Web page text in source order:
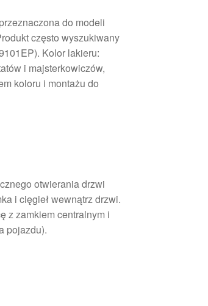
do modeli
często wyszukiwany
Kolor lakieru:
i majsterkowiczów,
koloru i montażu do
otwierania drzwi
i cięgieł wewnątrz drzwi.
z zamkiem centralnym i
pojazdu).